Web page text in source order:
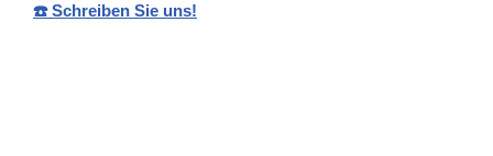
☎️ Schreiben Sie uns!